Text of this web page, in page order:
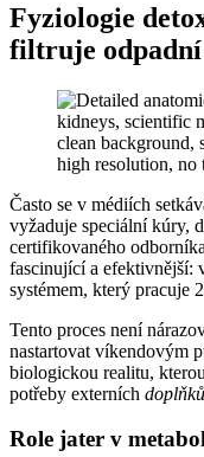
Fyziologie
filtruje
Často se v médiích
vyžaduje speciální kúry,
certifikovaného
fascinující a efektivnější:
systémem, který pracuje
Tento proces není
nastartovat víkendovým
biologickou realitu,
potřeby externích
Role jater v